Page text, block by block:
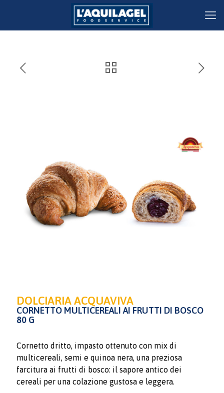
DOLCIARIA ACQUAVIVA
CORNETTO MULTICEREALI AI FRUTTI DI BOSCO
80 G
Cornetto dritto, impasto ottenuto con mix di
multicereali, semi e quinoa nera, una preziosa
farcitura ai frutti di bosco: il sapore antico dei
cereali per una colazione gustosa e leggera.